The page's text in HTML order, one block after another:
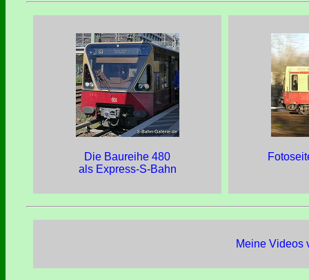
Die Baureihe 480
als Express-S-Bahn
Meine Videos